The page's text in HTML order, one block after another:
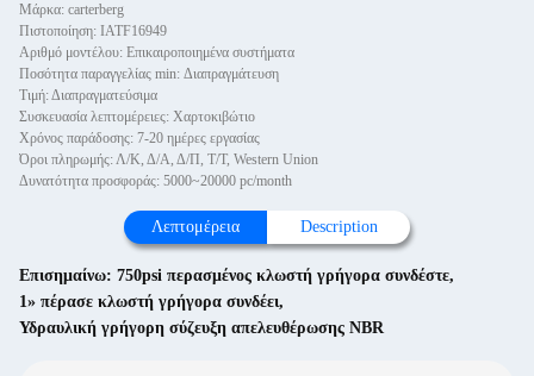
Μάρκα: carterberg
Πιστοποίηση: IATF16949
Αριθμό μοντέλου: Επικαιροποιημένα συστήματα
Ποσότητα παραγγελίας min: Διαπραγμάτευση
Τιμή: Διαπραγματεύσιμα
Συσκευασία λεπτομέρειες: Χαρτοκιβώτιο
Χρόνος παράδοσης: 7-20 ημέρες εργασίας
Όροι πληρωμής: Λ/Κ, Δ/Α, Δ/Π, Τ/Τ, Western Union
Δυνατότητα προσφοράς: 5000~20000 pc/month
Λεπτομέρεια Description
Επισημαίνω: 750psi περασμένος κλωστή γρήγορα συνδέστε,
1» πέρασε κλωστή γρήγορα συνδέει,
Υδραυλική γρήγορη σύζευξη απελευθέρωσης NBR